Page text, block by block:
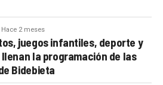
Hace 2 meses
juegos infantiles, deporte y
la programación de las
Bidebieta